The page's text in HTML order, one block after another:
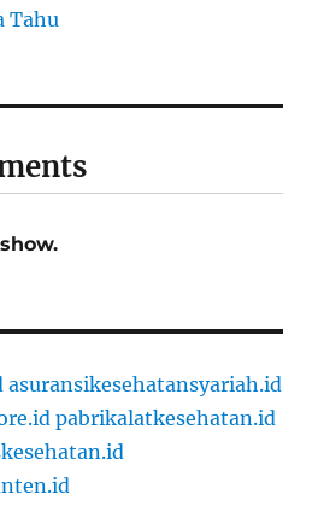
Tahu
asuransikesehatansyariah.id
pabrikalatkesehatan.id